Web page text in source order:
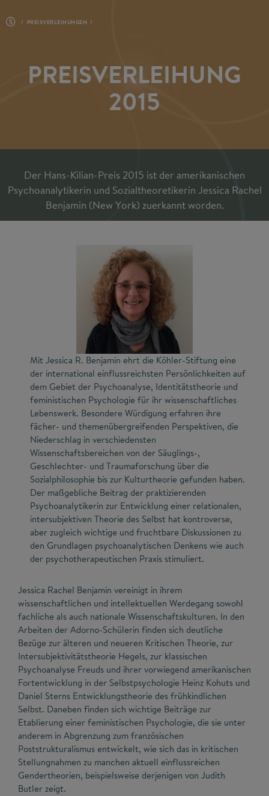
PREISVERLEIHUNGEN
PREISVERLEIHUNG
2015
Der Hans-Kilian-Preis 2015 ist der amerikanischen
Psychoanalytikerin und Sozialtheoretikerin Jessica Rachel
Benjamin (New York) zuerkannt worden.
Mit Jessica R. Benjamin ehrt die Köhler-Stiftung eine
der international einflussreichsten Persönlichkeiten auf
dem Gebiet der Psychoanalyse, Identitätstheorie und
feministischen Psychologie für ihr wissenschaftliches
Lebenswerk. Besondere Würdigung erfahren ihre
fächer- und themenübergreifenden Perspektiven, die
Niederschlag in verschiedensten
Wissenschaftsbereichen von der Säuglings-,
Geschlechter- und Traumaforschung über die
Sozialphilosophie bis zur Kulturtheorie gefunden haben.
Der maßgebliche Beitrag der praktizierenden
Psychoanalytikerin zur Entwicklung einer relationalen,
intersubjektiven Theorie des Selbst hat kontroverse,
aber zugleich wichtige und fruchtbare Diskussionen zu
den Grundlagen psychoanalytischen Denkens wie auch
der psychotherapeutischen Praxis stimuliert.
Jessica Rachel Benjamin vereinigt in ihrem
wissenschaftlichen und intellektuellen Werdegang sowohl
fachliche als auch nationale Wissenschaftskulturen. In den
Arbeiten der Adorno-Schülerin finden sich deutliche
Bezüge zur älteren und neueren Kritischen Theorie, zur
Intersubjektivitätstheorie Hegels, zur klassischen
Psychoanalyse Freuds und ihrer vorwiegend amerikanischen
Fortentwicklung in der Selbstpsychologie Heinz Kohuts und
Daniel Sterns Entwicklungstheorie des frühkindlichen
Selbst. Daneben finden sich wichtige Beiträge zur
Etablierung einer feministischen Psychologie, die sie unter
anderem in Abgrenzung zum französischen
Poststrukturalismus entwickelt, wie sich das in kritischen
Stellungnahmen zu manchen aktuell einflussreichen
Gendertheorien, beispielsweise derjenigen von Judith
Butler zeigt.